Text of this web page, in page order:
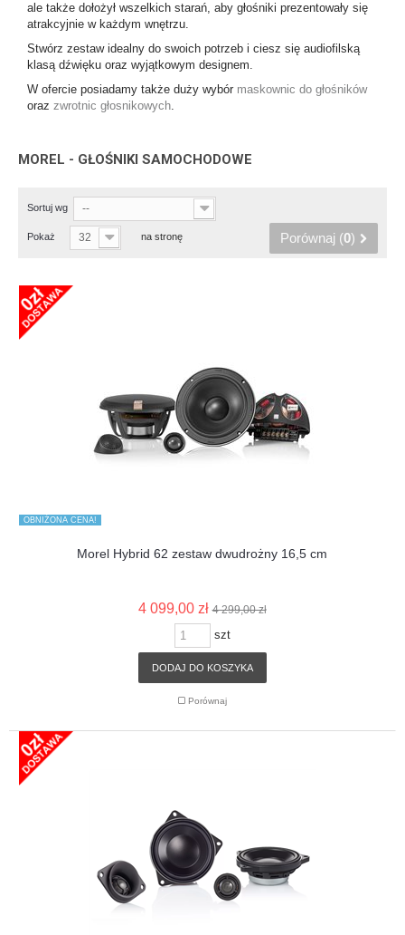
ale także dołożył wszelkich starań, aby głośniki prezentowały się
atrakcyjnie w każdym wnętrzu.
Stwórz zestaw idealny do swoich potrzeb i ciesz się audiofilską
klasą dźwięku oraz wyjątkowym designem.
W ofercie posiadamy także duży wybór maskownic do głośników
oraz zwrotnic głosnikowych.
MOREL - GŁOŚNIKI SAMOCHODOWE
Sortuj wg --
Pokaż 32 na stronę Porównaj (0)
Morel Hybrid 62 zestaw dwudrożny 16,5 cm
4 099,00 zł 4 299,00 zł
OBNIŻONA CENA!
szt
DODAJ DO KOSZYKA
Porównaj